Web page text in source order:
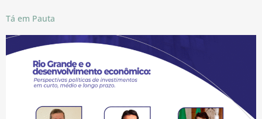
Tá em Pauta